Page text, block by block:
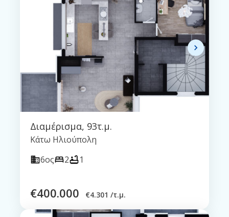
Διαμέρισμα, 93τ.μ.
Κάτω Ηλιούπολη
6ος
2 1
€400.000 €4.301 /τ.μ.